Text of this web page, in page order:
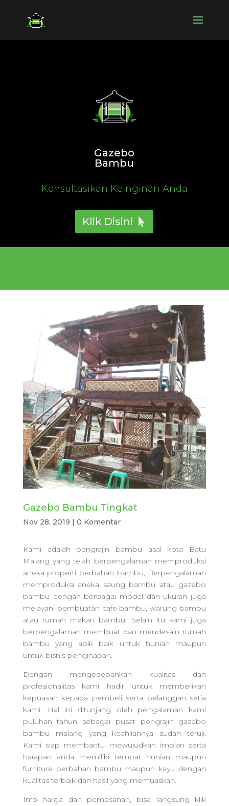
Gazebo
Bambu
Konsultasikan Keinginan Anda
Klik Disini
Gazebo Bambu Tingkat
Nov 28, 2019 0 Komentar
Kami adalah pengrajin bambu asal kota Batu
Malang yang telah berpengalaman memproduksi
aneka properti berbahan bambu, Berpengalaman
memproduksi aneka saung bambu atau gazebo
bambu dengan berbagai model dan ukuran juga
melayani pembuatan cafe bambu, warung bambu
atau rumah makan bambu. Selain itu kami juga
berpengalaman membuat dan mendesain rumah
bambu yang apik baik untuk hunian maupun
untuk bisnis penginapan.
Dengan mengedepankan kualitas dan
profesionalitas kami hadir untuk memberikan
kepuasan kepada pembeli serta pelanggan setia
kami. Hal ini ditunjang oleh pengalaman kami
puluhan tahun sebagai pusat pengrajin gazebo
bambu malang yang keahliannya sudah teruji.
Kami siap membantu mewujudkan impian serta
harapan anda memiliki tempat hunian maupun
furniture berbahan bambu maupun kayu dengan
kualitas terbaik dan hasil yang memuaskan.
Info harga dan pemesanan, bisa langsung klik